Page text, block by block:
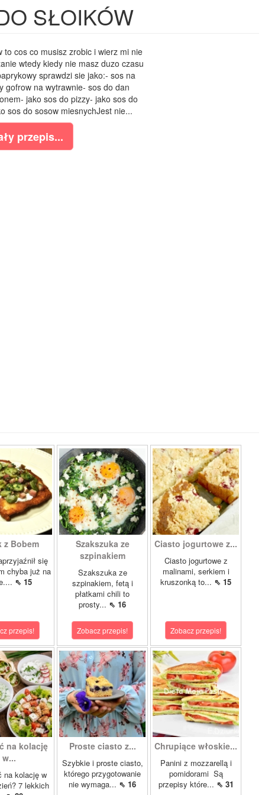
SŁOIKÓW
cos co musisz zrobic i wierz mi nie
wtedy kiedy nie masz duzo czasu
sprawdzi sie jako:- sos na
gofrow na wytrawnie- sos do dan
jako sos do pizzy- jako sos do
sos do sosow miesnychJest nie...
przepis...
z Bobem
się
chyba już na
⇖ 15
przepis!
Szakszuka ze
szpinakiem
Szakszuka ze
szpinakiem, fetą i
płatkami chili to
prosty... ⇖ 16
Zobacz przepis!
Ciasto jogurtowe z...
Ciasto jogurtowe z
malinami, serkiem i
kruszonką to... ⇖ 15
Zobacz przepis!
na kolację
w...
na kolację w
7 lekkich
Proste ciasto z...
Szybkie i proste ciasto,
którego przygotowanie
nie wymaga... ⇖ 16
Chrupiące włoskie...
Panini z mozzarellą i
pomidorami Są
przepisy które... ⇖ 31